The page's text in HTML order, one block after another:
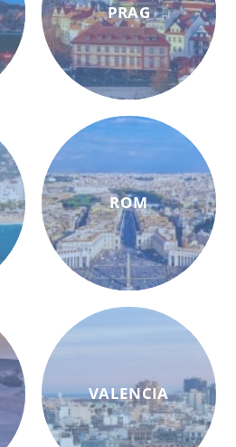
PRAG
ROM
VALENCIA